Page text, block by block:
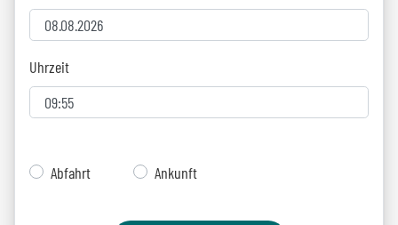
Uhrzeit
Abfahrt Ankunft